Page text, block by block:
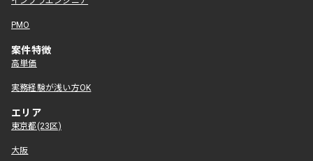
PMO
案件特徴
高単価
実務経験が浅い方OK
エリア
東京都(23区)
大阪